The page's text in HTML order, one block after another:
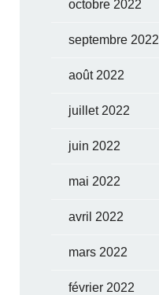
octobre 2022
septembre 2022
août 2022
juillet 2022
juin 2022
mai 2022
avril 2022
mars 2022
février 2022